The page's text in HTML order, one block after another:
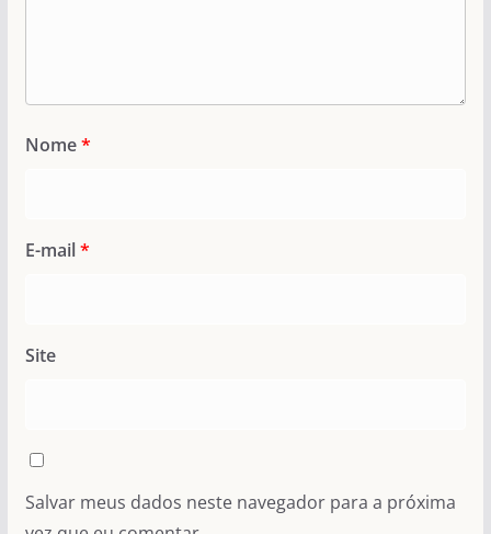
Nome*
E-mail*
Site
Salvar meus dados neste navegador para a próxima